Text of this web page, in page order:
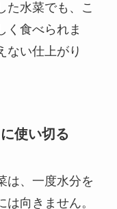
た水菜でも、こ
く食べられま
ない仕上がり
使い切る
は、一度水分を
向きません。